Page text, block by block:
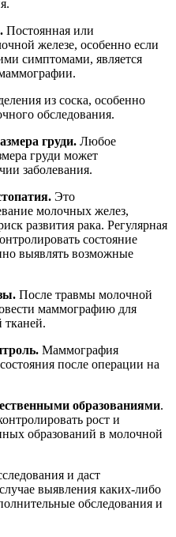
Постоянная или
железе, особенно если
симптомами, является
из соска, особенно
обследования.
груди. Любое
груди может
заболевания.
Это
молочных желез,
развития рака. Регулярная
состояние
выявлять возможные
После травмы молочной
маммографию для
Маммография
после операции на
образованиями.
рост и
образований в молочной
и даст
выявления каких-либо
обследования и